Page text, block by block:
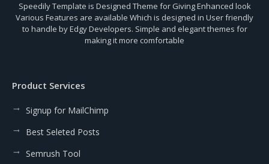
Speedily Template is Designed Theme for Giving Enhanced look
Various Features are available Which is designed in User friendly
to handle by Edgy Developers. Simple and elegant themes for
making it more comfortable
Product Services
Signup for MailChimp
Best Seleted Posts
Semrush Tool